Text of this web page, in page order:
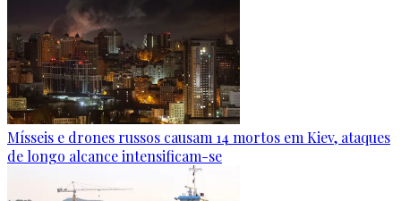
Mísseis e drones russos causam 14 mortos em Kiev, ataques
de longo alcance intensificam-se